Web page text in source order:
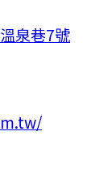
泉巷7號